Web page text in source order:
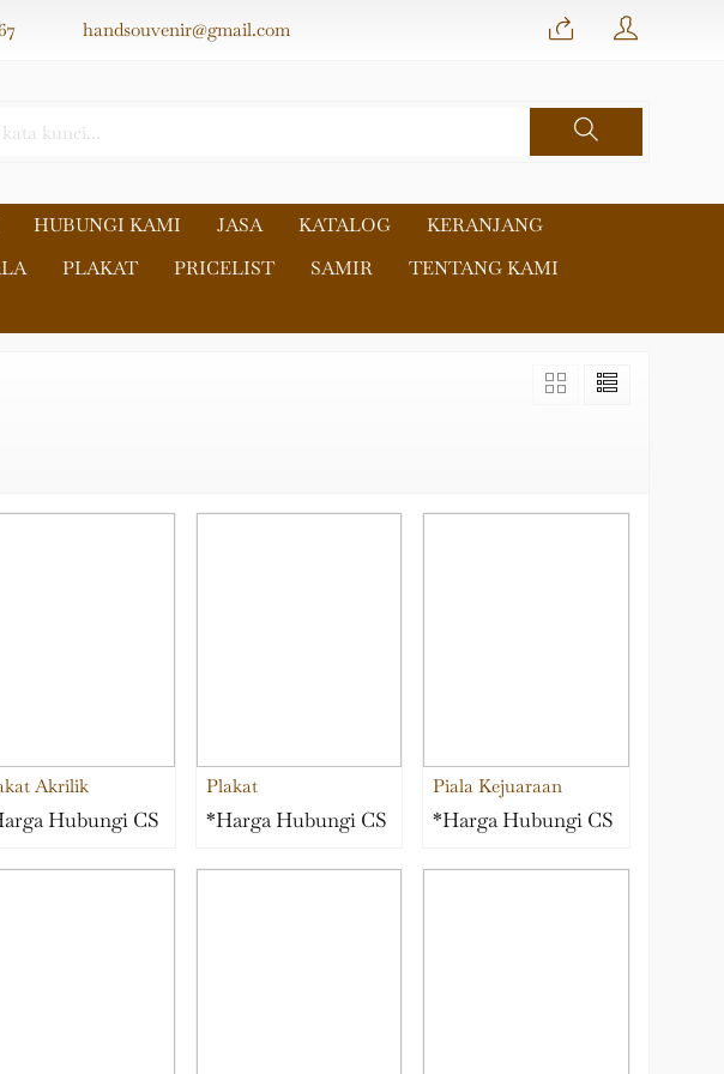
handsouvenir@gmail.com
HUBUNGI KAMI JASA KATALOG
KERANJANG
PLAKAT PRICELIST SAMIR
TENTANG KAMI
Akrilik
Hubungi CS
Plakat
*Harga Hubungi CS
Piala Kejuaraan
*Harga Hubungi CS